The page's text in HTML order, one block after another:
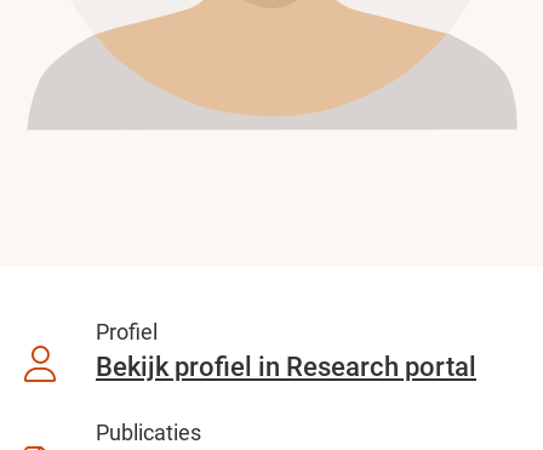
Profiel
Bekijk profiel in Research portal
Publicaties